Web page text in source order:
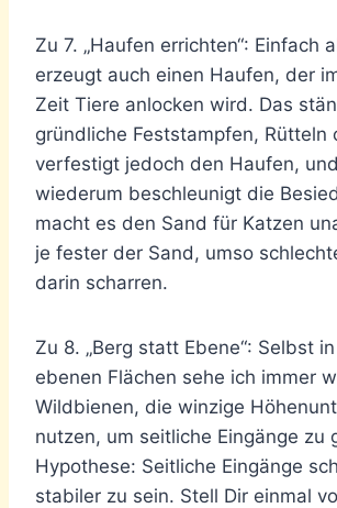
Zu 7. „Haufen errichten“: Einfach
erzeugt auch einen Haufen, der
Zeit Tiere anlocken wird. Das
gründliche Feststampfen, Rütteln
verfestigt jedoch den Haufen,
wiederum beschleunigt die
macht es den Sand für Katzen
je fester der Sand, umso
darin scharren.
Zu 8. „Berg statt Ebene“: Selbst
ebenen Flächen sehe ich immer
Wildbienen, die winzige
nutzen, um seitliche Eingänge zu
Hypothese: Seitliche Eingänge
stabiler zu sein. Stell Dir einmal